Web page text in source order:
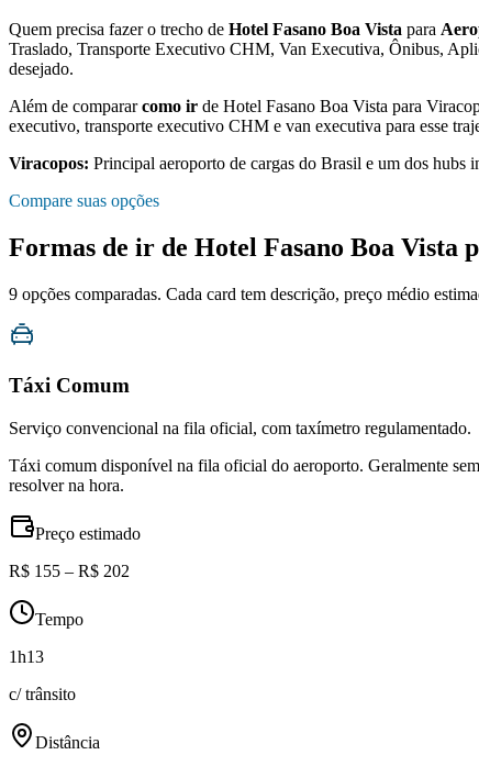
Quem precisa fazer o trecho de Hotel Fasano Boa Vista para
Traslado, Transporte Executivo CHM, Van Executiva, Ônibus,
desejado.
Além de compararcomo ir de Hotel Fasano Boa Vista para
executivo, transporte executivo CHM e van executiva para esse
Viracopos: Principal aeroporto de cargas do Brasil e um dos hubs
Compare suas opções
Formas de ir de Hotel Fasano Boa Vista
9 opções comparadas. Cada card tem descrição, preço médio
Táxi Comum
Serviço convencional na fila oficial, com taxímetro regulamentado.
Táxi comum disponível na fila oficial do aeroporto. Geralmente
resolver na hora.
Preço estimado
R$ 155 – R$ 202
Tempo
1h13
c/ trânsito
Distância